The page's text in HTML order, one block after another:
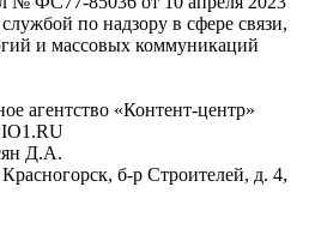
по надзору в сфере связи,
и массовых коммуникаций
агентство «Контент-центр»
Д.А.
б-р Строителей, д. 4,